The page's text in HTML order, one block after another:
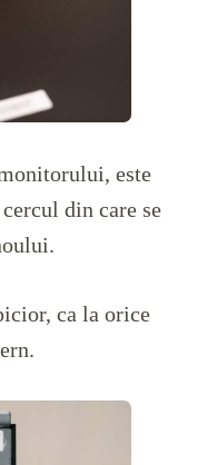
este
din care se
ca la orice